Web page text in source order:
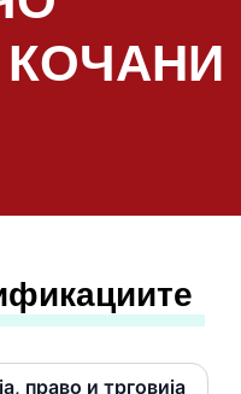
КОЧАНИ
право и трговија